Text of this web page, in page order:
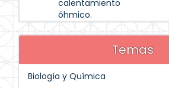
calentamiento
óhmico.
Temas
Biología y Química